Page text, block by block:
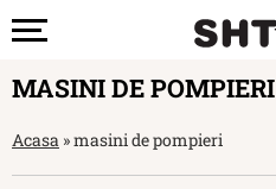
MASINI DE POMPIERI
Acasa »masini de pompieri